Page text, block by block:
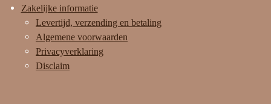
Zakelijke informatie
Levertijd, verzending en betaling
Algemene voorwaarden
Privacyverklaring
Disclaim